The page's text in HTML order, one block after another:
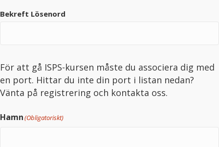
Bekreft Lösenord
För att gå ISPS-kursen måste du associera dig med
en port. Hittar du inte din port i listan nedan?
Vänta på registrering och kontakta oss.
Hamn(Obligatoriskt)